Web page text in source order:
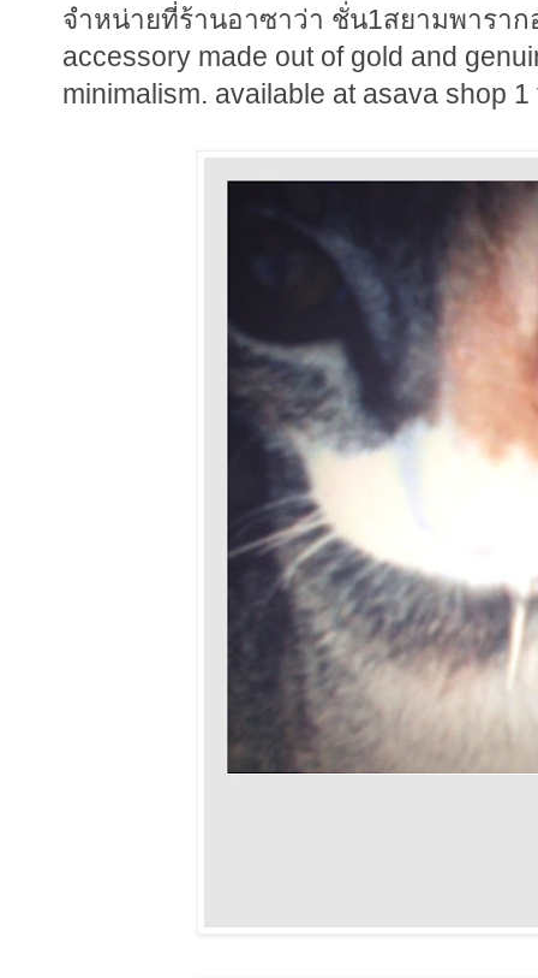
จำหน่ายที่ร้านอาซาว่า ชั่น1สยามพาราก
accessory made out of gold and
minimalism. available at asava shop